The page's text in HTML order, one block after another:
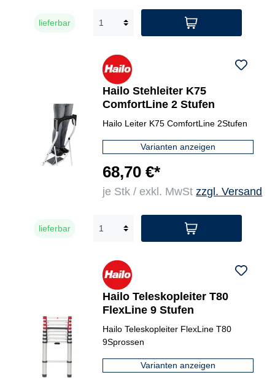
lieferbar
Hailo Stehleiter K75
ComfortLine 2 Stufen
Hailo Leiter K75 ComfortLine 2Stufen
Varianten anzeigen
68,70 €*
je Stk / exkl. MwStzzgl. Versand
lieferbar
Hailo Teleskopleiter T80
FlexLine 9 Stufen
Hailo Teleskopleiter FlexLine T80
9Sprossen
Varianten anzeigen